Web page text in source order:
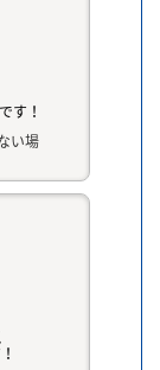
す！
い場